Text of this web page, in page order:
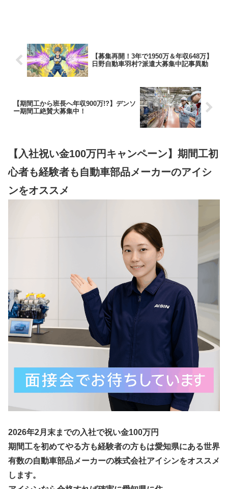
【募集再開！3年で1950万＆年収648万】
日野自動車羽村?派遣大募集中記事異動
【期間工から班長へ年収900万!?】デンソ
ー期間工絶賛大募集中！
【入社祝い金100万円キャンペーン】期間工初
心者も経験者も自動車部品メーカーのアイシ
ンをオススメ
2026年2月末までの入社で祝い金100万円
期間工を初めてやる方も経験者の方もは愛知県にある世界
有数の自動車部品メーカーの株式会社アイシンをオススメ
します。